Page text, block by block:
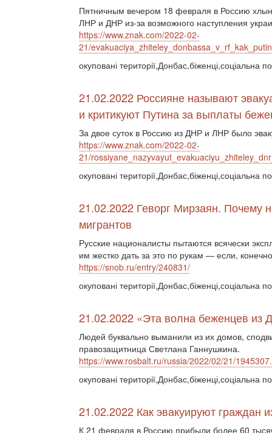
Пятничным вечером 18 февраля в Россию
ЛНР и ДНР из-за возможного наступления
https://www.znak.com/2022-02-
21/
окуповані території,Донбас,біженці,соціальна
21.02.2022 Россияне называют
и критикуют Путина за выплаты
За двое суток в Россию из ДНР и ЛНР было
https://www.znak.com/2022-02-
21/
окуповані території,Донбас,біженці,соціальна
21.02.2022 Геворг Мирзаян. Почему
мигрантов
Русские националисты пытаются всячески
им жестко дать за это по рукам — если,
https://snob.ru/entry/240831/
окуповані території,Донбас,біженці,соціальна
21.02.2022 «Эта волна беженцев
Людей буквально выманили из их домов,
правозащитница Светлана Ганнушкина.
https://www.rosbalt.ru/russia/2022/02/21/
окуповані території,Донбас,біженці,соціальна
21.02.2022 Как эвакуируют граждан
К 21 февраля в Россию прибыли более 60